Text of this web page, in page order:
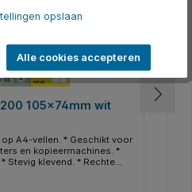
105x74mm wit
A4-vellen. * Geschikt voor
en kopieermachines. *
Stevig klevend. * Rechte
Gegarandeerd storingvrije
opslaan
Alle cookies accepteren